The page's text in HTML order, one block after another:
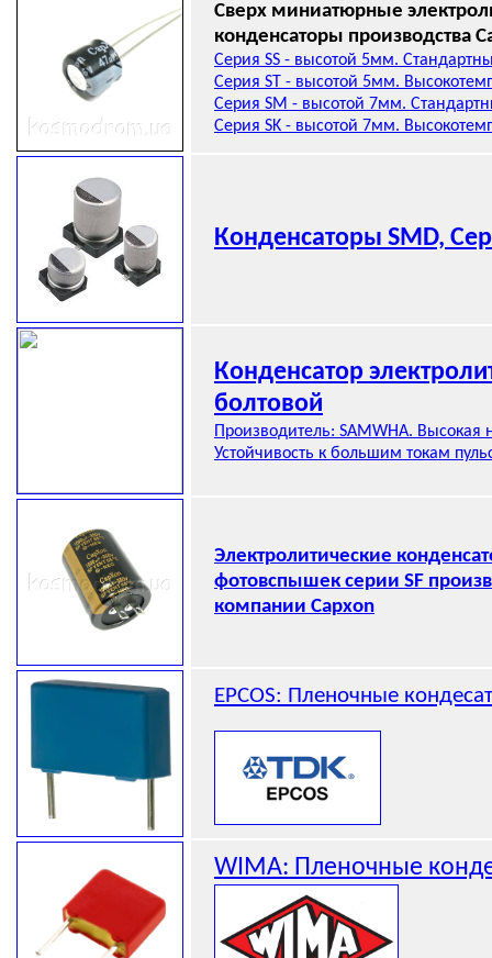
Сверх миниатюрные
конденсаторы производства
Серия SS - высотой 5мм.
Серия ST - высотой 5мм.
Серия SM - высотой 7мм.
Серия SK - высотой 7мм.
Конденсаторы SMD,
Конденсатор
болтовой
Производитель: SAMWHA. Высокая
Устойчивость к большим токам
Электролитические
фотовспышек серии SF
компании Capxon
EPCOS: Пленочные
WIMA: Пленочные